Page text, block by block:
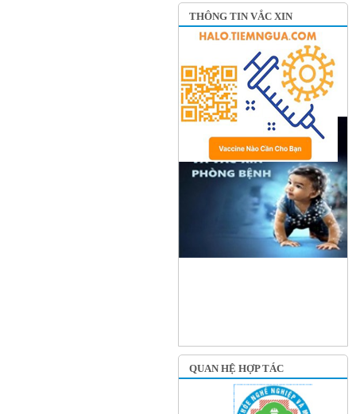
THÔNG TIN VẮC XIN
QUAN HỆ HỢP TÁC